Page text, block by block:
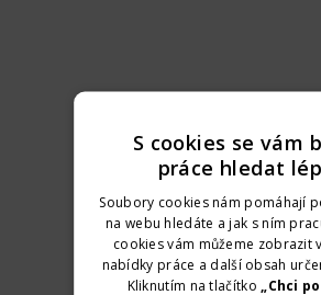
S cookies se vám
práce hledat
Soubory cookies nám pomáhají
na webu hledáte a jak s ním
cookies vám můžeme zobrazit
nabídky práce a další obsah
Kliknutím na tlačítko
„Chci